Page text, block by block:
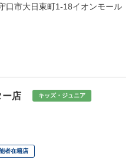
口市大日東町1-18イオンモール
ー店 キッズ・ジュニア
者在籍店